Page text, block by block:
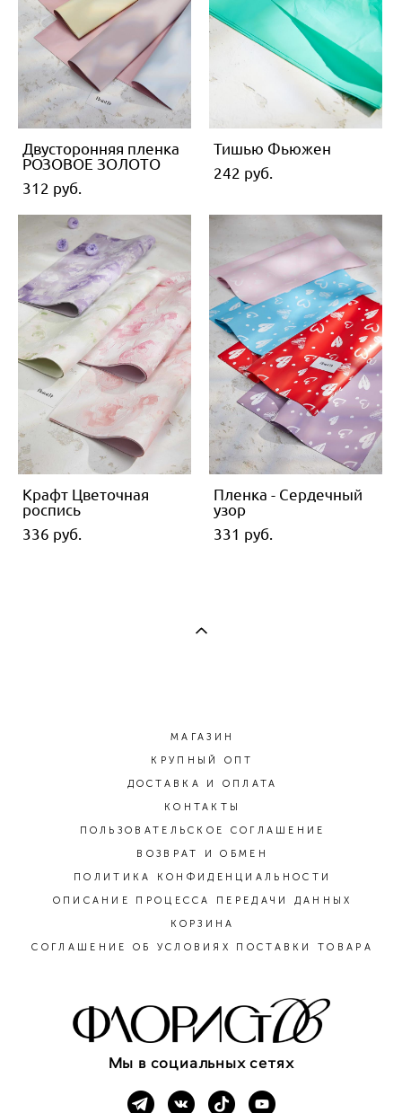
Двусторонняя пленка
РОЗОВОЕ ЗОЛОТО
312 pуб.
Тишью Фьюжен
242 pуб.
Крафт Цветочная
роспись
336 pуб.
Пленка - Сердечный
узор
331 pуб.
МАГАЗИН
КРУПНЫЙ ОПТ
ДОСТАВКА И ОПЛАТА
КОНТАКТЫ
ПОЛЬЗОВАТЕЛЬСКОЕ СОГЛАШЕНИЕ
ВОЗВРАТ И ОБМЕН
ПОЛИТИКА КОНФИДЕНЦИАЛЬНОСТИ
ОПИСАНИЕ ПРОЦЕССА ПЕРЕДАЧИ ДАННЫХ
КОРЗИНА
СОГЛАШЕНИЕ ОБ УСЛОВИЯХ ПОСТАВКИ ТОВАРА
Мы в социальных сетях